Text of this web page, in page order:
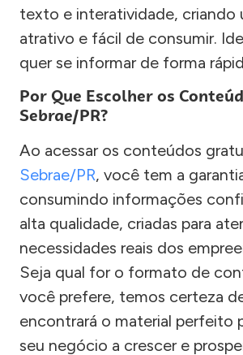
texto e interatividade, criando
atrativo e fácil de consumir.
quer se informar de forma
Por Que Escolher os
Sebrae/PR?
Ao acessar os conteúdos
Sebrae/PR, você tem a
consumindo informações
alta qualidade, criadas para
necessidades reais dos
Seja qual for o formato de
você prefere, temos certeza
encontrará o material perfeito
seu negócio a crescer e